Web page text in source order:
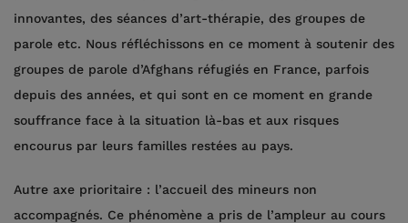
innovantes, des séances d’art-thérapie, des groupes de
parole etc. Nous réfléchissons en ce moment à soutenir des
groupes de parole d’Afghans réfugiés en France, parfois
depuis des années, et qui sont en ce moment en grande
souffrance face à la situation là-bas et aux risques
encourus par leurs familles restées au pays.
Autre axe prioritaire : l’accueil des mineurs non
accompagnés. Ce phénomène a pris de l’ampleur au cours